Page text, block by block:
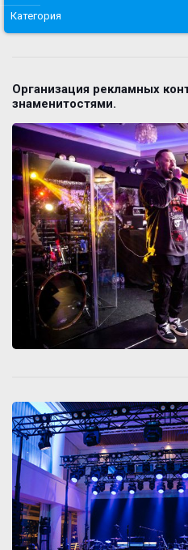
Категория
Организация рекламных
знаменитостями.